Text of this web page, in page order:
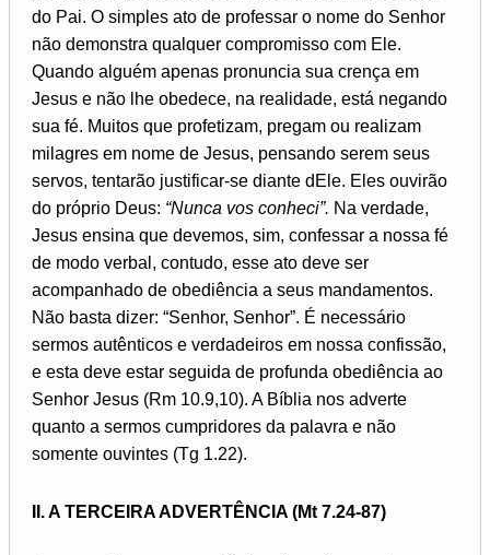
do Pai. O simples ato de professar o nome do Senhor
não demonstra qualquer compromisso com Ele.
Quando alguém apenas pronuncia sua crença em
Jesus e não lhe obedece, na realidade, está negando
sua fé. Muitos que profetizam, pregam ou realizam
milagres em nome de Jesus, pensando serem seus
servos, tentarão justificar-se diante dEle. Eles ouvirão
do próprio Deus: “Nunca vos conheci”. Na verdade,
Jesus ensina que devemos, sim, confessar a nossa fé
de modo verbal, contudo, esse ato deve ser
acompanhado de obediência a seus mandamentos.
Não basta dizer: “Senhor, Senhor”. É necessário
sermos autênticos e verdadeiros em nossa confissão,
e esta deve estar seguida de profunda obediência ao
Senhor Jesus (Rm 10.9,10). A Bíblia nos adverte
quanto a sermos cumpridores da palavra e não
somente ouvintes (Tg 1.22).
II. A TERCEIRA ADVERTÊNCIA (Mt 7.24-87)